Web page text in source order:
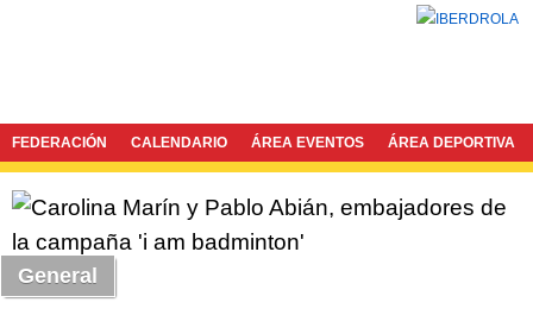
FEDERACIÓN CALENDARIO ÁREA EVENTOS ÁREA DEPORTIVA
General